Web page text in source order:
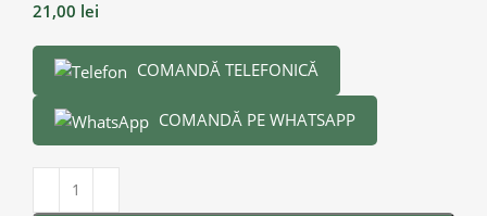
21,00 lei
COMANDĂ TELEFONICĂ
COMANDĂ PE WHATSAPP